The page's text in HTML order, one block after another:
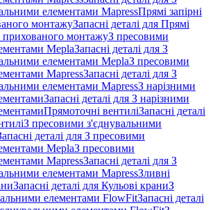
елементами MapressПрямі запірні
монтажуЗапасні деталі для Прямі
прихованого монтажуЗ пресовими
MeplaЗапасні деталі для З
елементами MeplaЗ пресовими
MapressЗапасні деталі для З
елементами MapressЗ нарізними
Запасні деталі для З нарізними
Прямоточні вентиліЗапасні деталі
З пресовими з'єднувальними
деталі для З пресовими
MeplaЗ пресовими
MapressЗапасні деталі для З
елементами MapressЗливні
Запасні деталі для Кульові краниЗ
елементами FlowFitЗапасні деталі